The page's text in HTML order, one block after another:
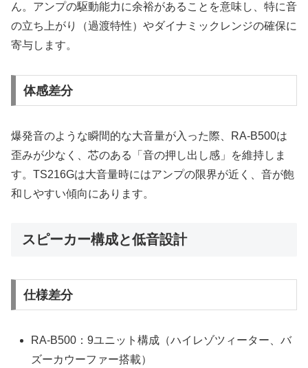
ん。アンプの駆動能力に余裕があることを意味し、特に音
の立ち上がり（過渡特性）やダイナミックレンジの確保に
寄与します。
体感差分
爆発音のような瞬間的な大音量が入った際、RA-B500は
歪みが少なく、芯のある「音の押し出し感」を維持しま
す。TS216Gは大音量時にはアンプの限界が近く、音が飽
和しやすい傾向にあります。
スピーカー構成と低音設計
仕様差分
RA-B500：9ユニット構成（ハイレゾツィーター、バ
ズーカウーファー搭載）